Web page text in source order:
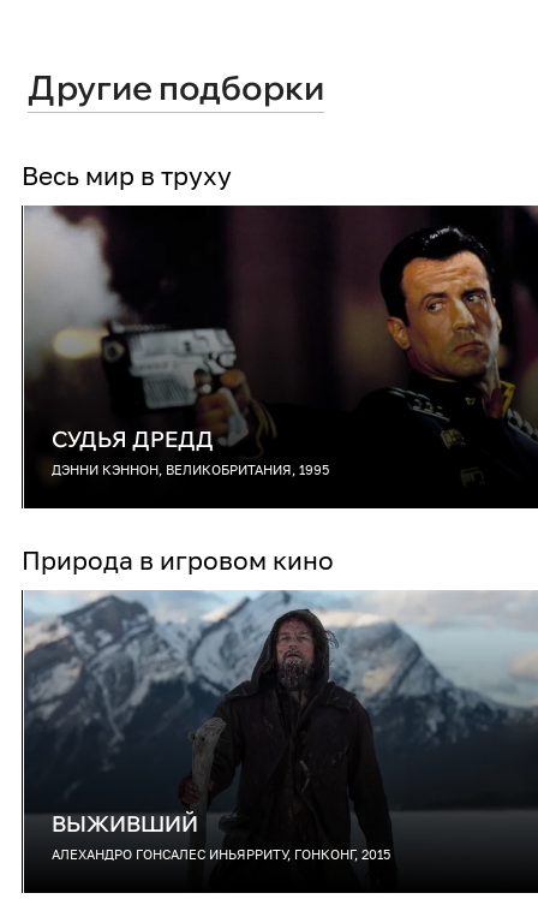
Другие подборки
Весь мир в труху
СУДЬЯ ДРЕДД
ДЭННИ КЭННОН, ВЕЛИКОБРИТАНИЯ, 1995
Природа в игровом кино
ВЫЖИВШИЙ
АЛЕХАНДРО ГОНСАЛЕС ИНЬЯРРИТУ, ГОНКОНГ, 2015